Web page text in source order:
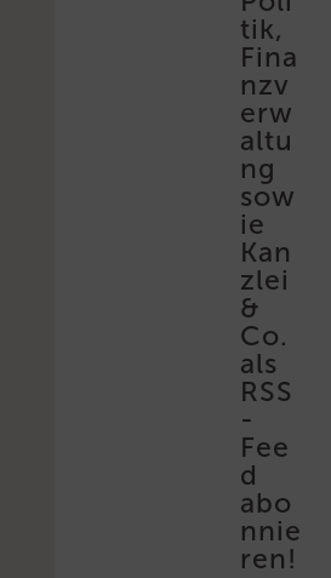
tik,
Fina
nzv
erw
altu
ng
sow
ie
Kan
zlei
&
Co.
als
RSS
-
Fee
d
abo
nnie
ren!